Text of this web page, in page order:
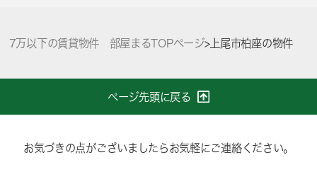
7万以下の賃貸物件 部屋まるTOPページ>上尾市柏座の物件
ページ先頭に戻る
お気づきの点がございましたらお気軽にご連絡ください。